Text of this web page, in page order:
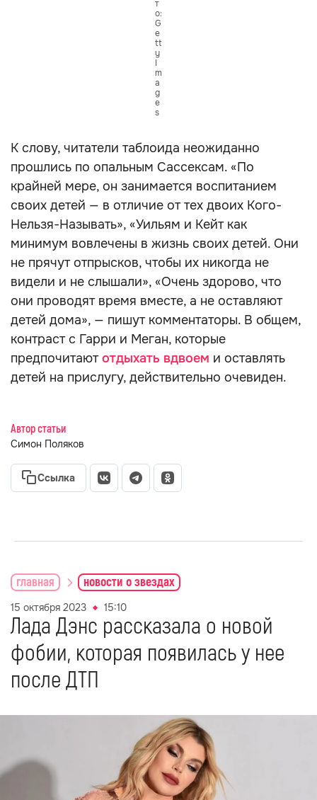
т
о:
G
e
tt
y
I
m
a
g
e
s
К слову, читатели таблоида неожиданно
прошлись по опальным Сассексам. «По
крайней мере, он занимается воспитанием
своих детей — в отличие от тех двоих Кого-
Нельзя-Называть», «Уильям и Кейт как
минимум вовлечены в жизнь своих детей. Они
не прячут отпрысков, чтобы их никогда не
видели и не слышали», «Очень здорово, что
они проводят время вместе, а не оставляют
детей дома», — пишут комментаторы. В общем,
контраст с Гарри и Меган, которые
предпочитаютотдыхать вдвоем и оставлять
детей на прислугу, действительно очевиден.
Автор статьи
Симон Поляков
Ссылка
главная новости о звездах
15 октября 2023 15:10
Лада Дэнс рассказала о новой
фобии, которая появилась у нее
после ДТП